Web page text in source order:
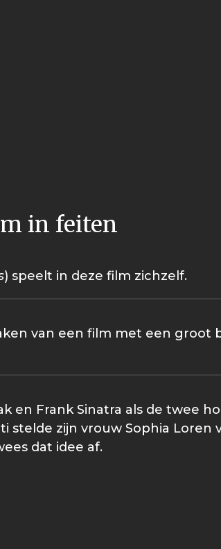
in feiten
) speelt in deze film zichzelf.
van een film met een groot
en Frank Sinatra als de twee
stelde zijn vrouw Sophia Loren
dat idee af.